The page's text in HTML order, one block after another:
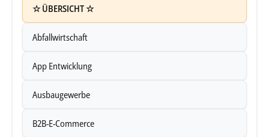
☆ ÜBERSICHT ☆
Abfallwirtschaft
App Entwicklung
Ausbaugewerbe
B2B-E-Commerce